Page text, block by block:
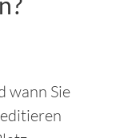
wann Sie